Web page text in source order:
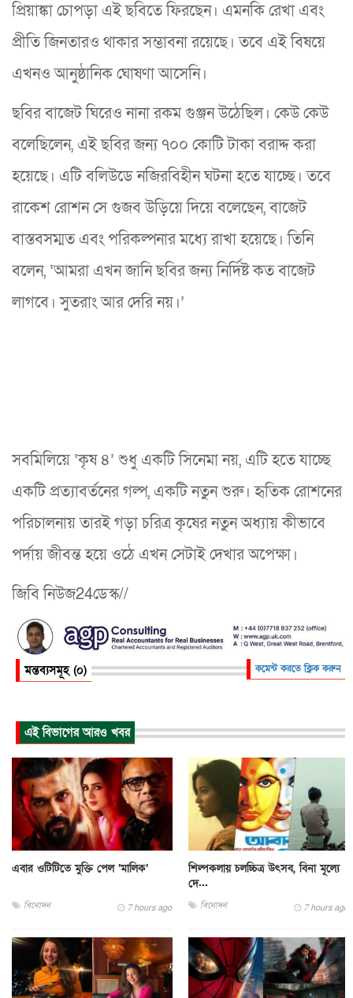
প্রিয়াঙ্কা চোপড়া এই ছবিতে ফিরছেন। এমনকি রেখা এবং
প্রীতি জিনতারও থাকার সম্ভাবনা রয়েছে। তবে এই বিষয়ে
এখনও আনুষ্ঠানিক ঘোষণা আসেনি।
ছবির বাজেট ঘিরেও নানা রকম গুঞ্জন উঠেছিল। কেউ কেউ
বলেছিলেন, এই ছবির জন্য ৭০০ কোটি টাকা বরাদ্দ করা
হয়েছে। এটি বলিউডে নজিরবিহীন ঘটনা হতে যাচ্ছে। তবে
রাকেশ রোশন সে গুজব উড়িয়ে দিয়ে বলেছেন, বাজেট
বাস্তবসম্মত এবং পরিকল্পনার মধ্যে রাখা হয়েছে। তিনি
বলেন, ‘আমরা এখন জানি ছবির জন্য নির্দিষ্ট কত বাজেট
লাগবে। সুতরাং আর দেরি নয়।’
সবমিলিয়ে ‘কৃষ ৪’ শুধু একটি সিনেমা নয়, এটি হতে যাচ্ছে
একটি প্রত্যাবর্তনের গল্প, একটি নতুন শুরু। হৃতিক রোশনের
পরিচালনায় তারই গড়া চরিত্র কৃষের নতুন অধ্যায় কীভাবে
পর্দায় জীবন্ত হয়ে ওঠে এখন সেটাই দেখার অপেক্ষা।
জিবি নিউজ24ডেস্ক//
মন্তব্যসমূহ (০) কমেন্ট করতে ক্লিক করুন
এই বিভাগের আরও খবর
এবার ওটিটিতে মুক্তি পেল ‘মালিক’
বিনোদন 7 hours ago
শিল্পকলায় চলচ্চিত্র উৎসব, বিনা মূল্যে
দে...
বিনোদন 7 hours ago